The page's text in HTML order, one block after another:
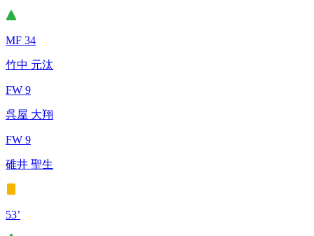
MF 34
竹中 元汰
FW 9
呉屋 大翔
FW 9
碓井 聖生
53’